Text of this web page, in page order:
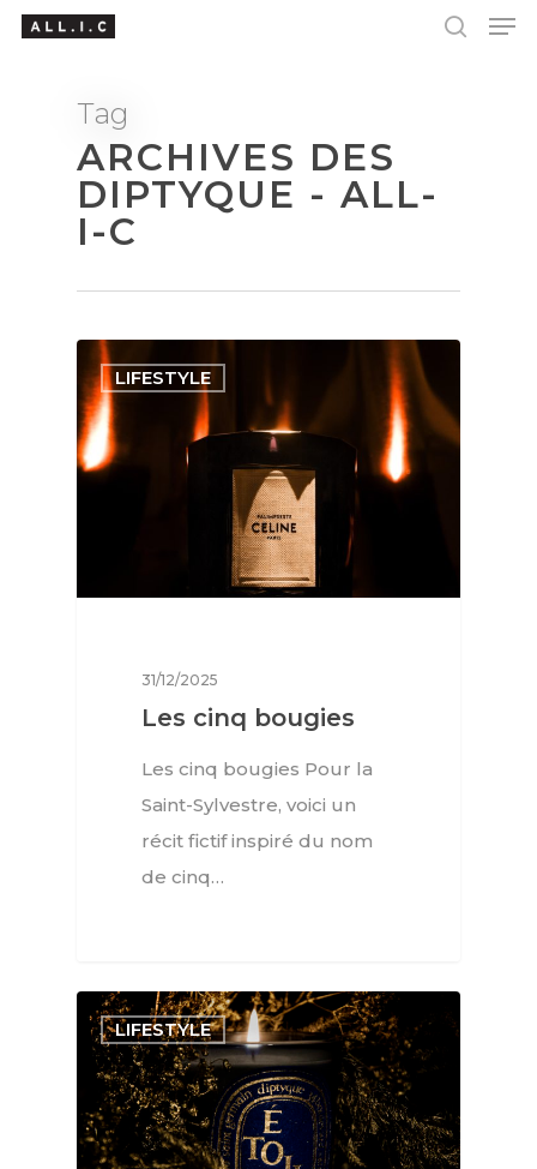
Hit enter to search or ESC to close
Tag
ARCHIVES DES
DIPTYQUE - ALL-
I-C
LIFESTYLE
31/12/2025
Les cinq bougies
Les cinq bougies Pour la
Saint-Sylvestre, voici un
récit fictif inspiré du nom
de cinq…
LIFESTYLE